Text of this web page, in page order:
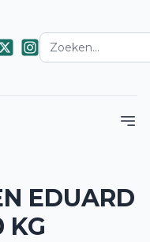
EDUARD
KG